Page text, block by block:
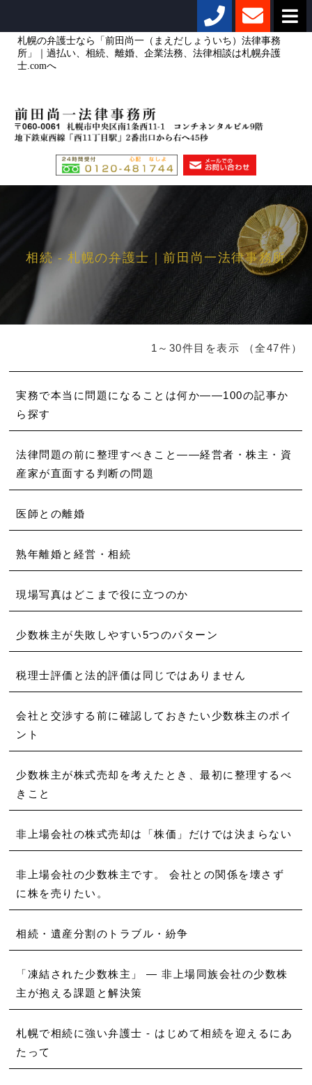
札幌の弁護士なら「前田尚一（まえだしょういち）法律事務
所」｜過払い、相続、離婚、企業法務、法律相談は札幌弁護
士.comへ
相続 - 札幌の弁護士｜前田尚一法律事務所
1～30件目を表示 （全47件）
実務で本当に問題になることは何か――100の記事か
ら探す
法律問題の前に整理すべきこと――経営者・株主・資
産家が直面する判断の問題
医師との離婚
熟年離婚と経営・相続
現場写真はどこまで役に立つのか
少数株主が失敗しやすい5つのパターン
税理士評価と法的評価は同じではありません
会社と交渉する前に確認しておきたい少数株主のポイ
ント
少数株主が株式売却を考えたとき、最初に整理するべ
きこと
非上場会社の株式売却は「株価」だけでは決まらない
非上場会社の少数株主です。 会社との関係を壊さず
に株を売りたい。
相続・遺産分割のトラブル・紛争
「凍結された少数株主」 ― 非上場同族会社の少数株
主が抱える課題と解決策
札幌で相続に強い弁護士 - はじめて相続を迎えるにあ
たって